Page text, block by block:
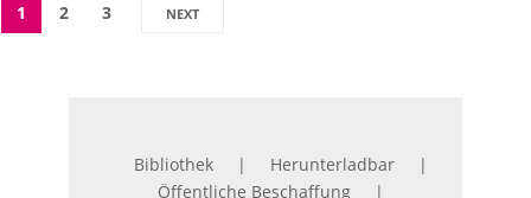
1 2 3 NEXT
Bibliothek
Herunterladbar
Öffentliche Beschaffung